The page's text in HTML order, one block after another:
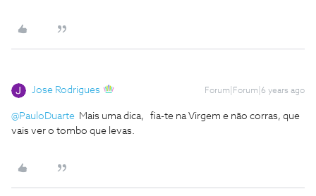
Jose Rodrigues Forum|Forum|6 years ago
@PauloDuarte Mais uma dica, fia-te na Virgem e não corras, que
vais ver o tombo que levas.